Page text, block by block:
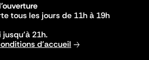
tous les jours de 11h à 19h
21h.
d'accueil